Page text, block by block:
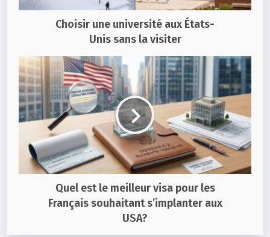
Choisir une université aux États-
Unis sans la visiter
Quel est le meilleur visa pour les
Français souhaitant s’implanter aux
USA?